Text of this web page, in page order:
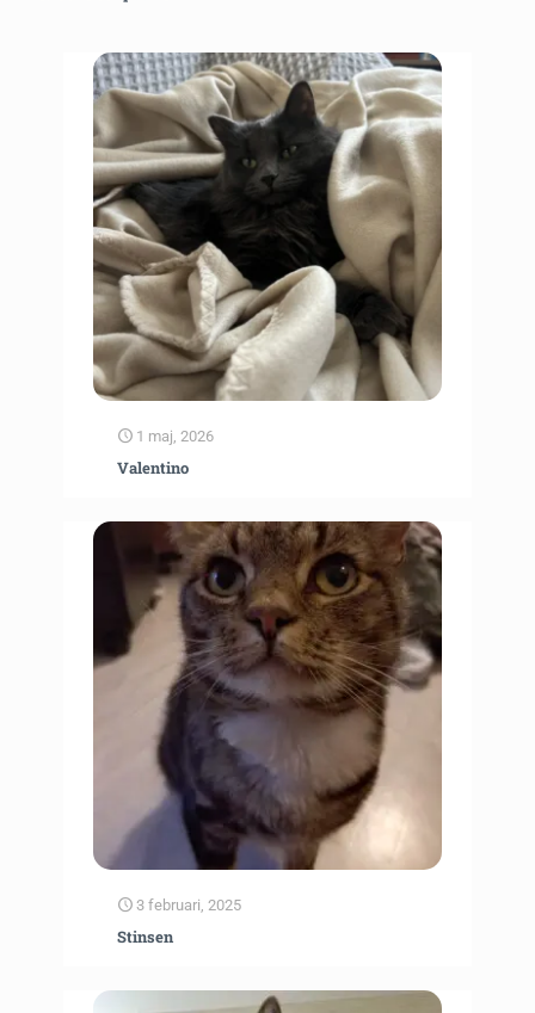
1 maj, 2026
Valentino
3 februari, 2025
Stinsen